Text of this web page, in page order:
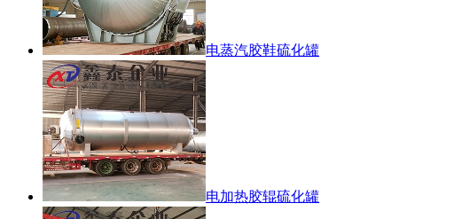
电蒸汽胶鞋硫化罐
电加热胶辊硫化罐